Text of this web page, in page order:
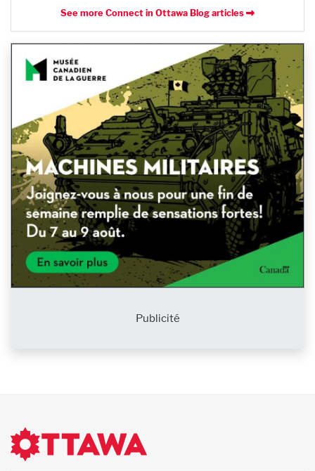
See more Connect in Ottawa Blog articles
Publicité